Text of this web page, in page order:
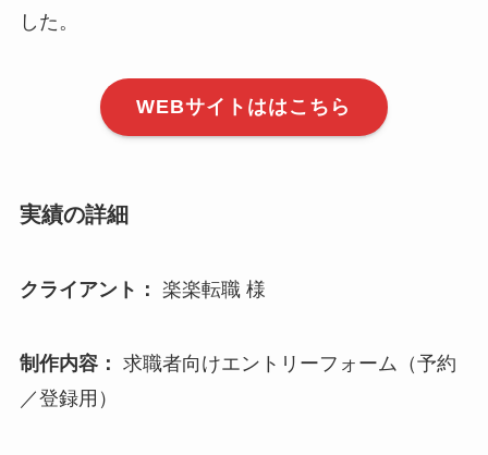
した。
WEBサイトははこちら
実績の詳細
クライアント： 楽楽転職 様
制作内容： 求職者向けエントリーフォーム（予約
／登録用）